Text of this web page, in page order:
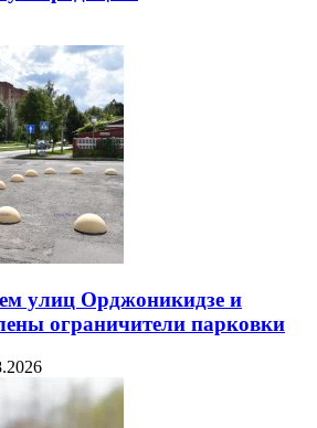
улиц Орджоникидзе и
ограничители парковки